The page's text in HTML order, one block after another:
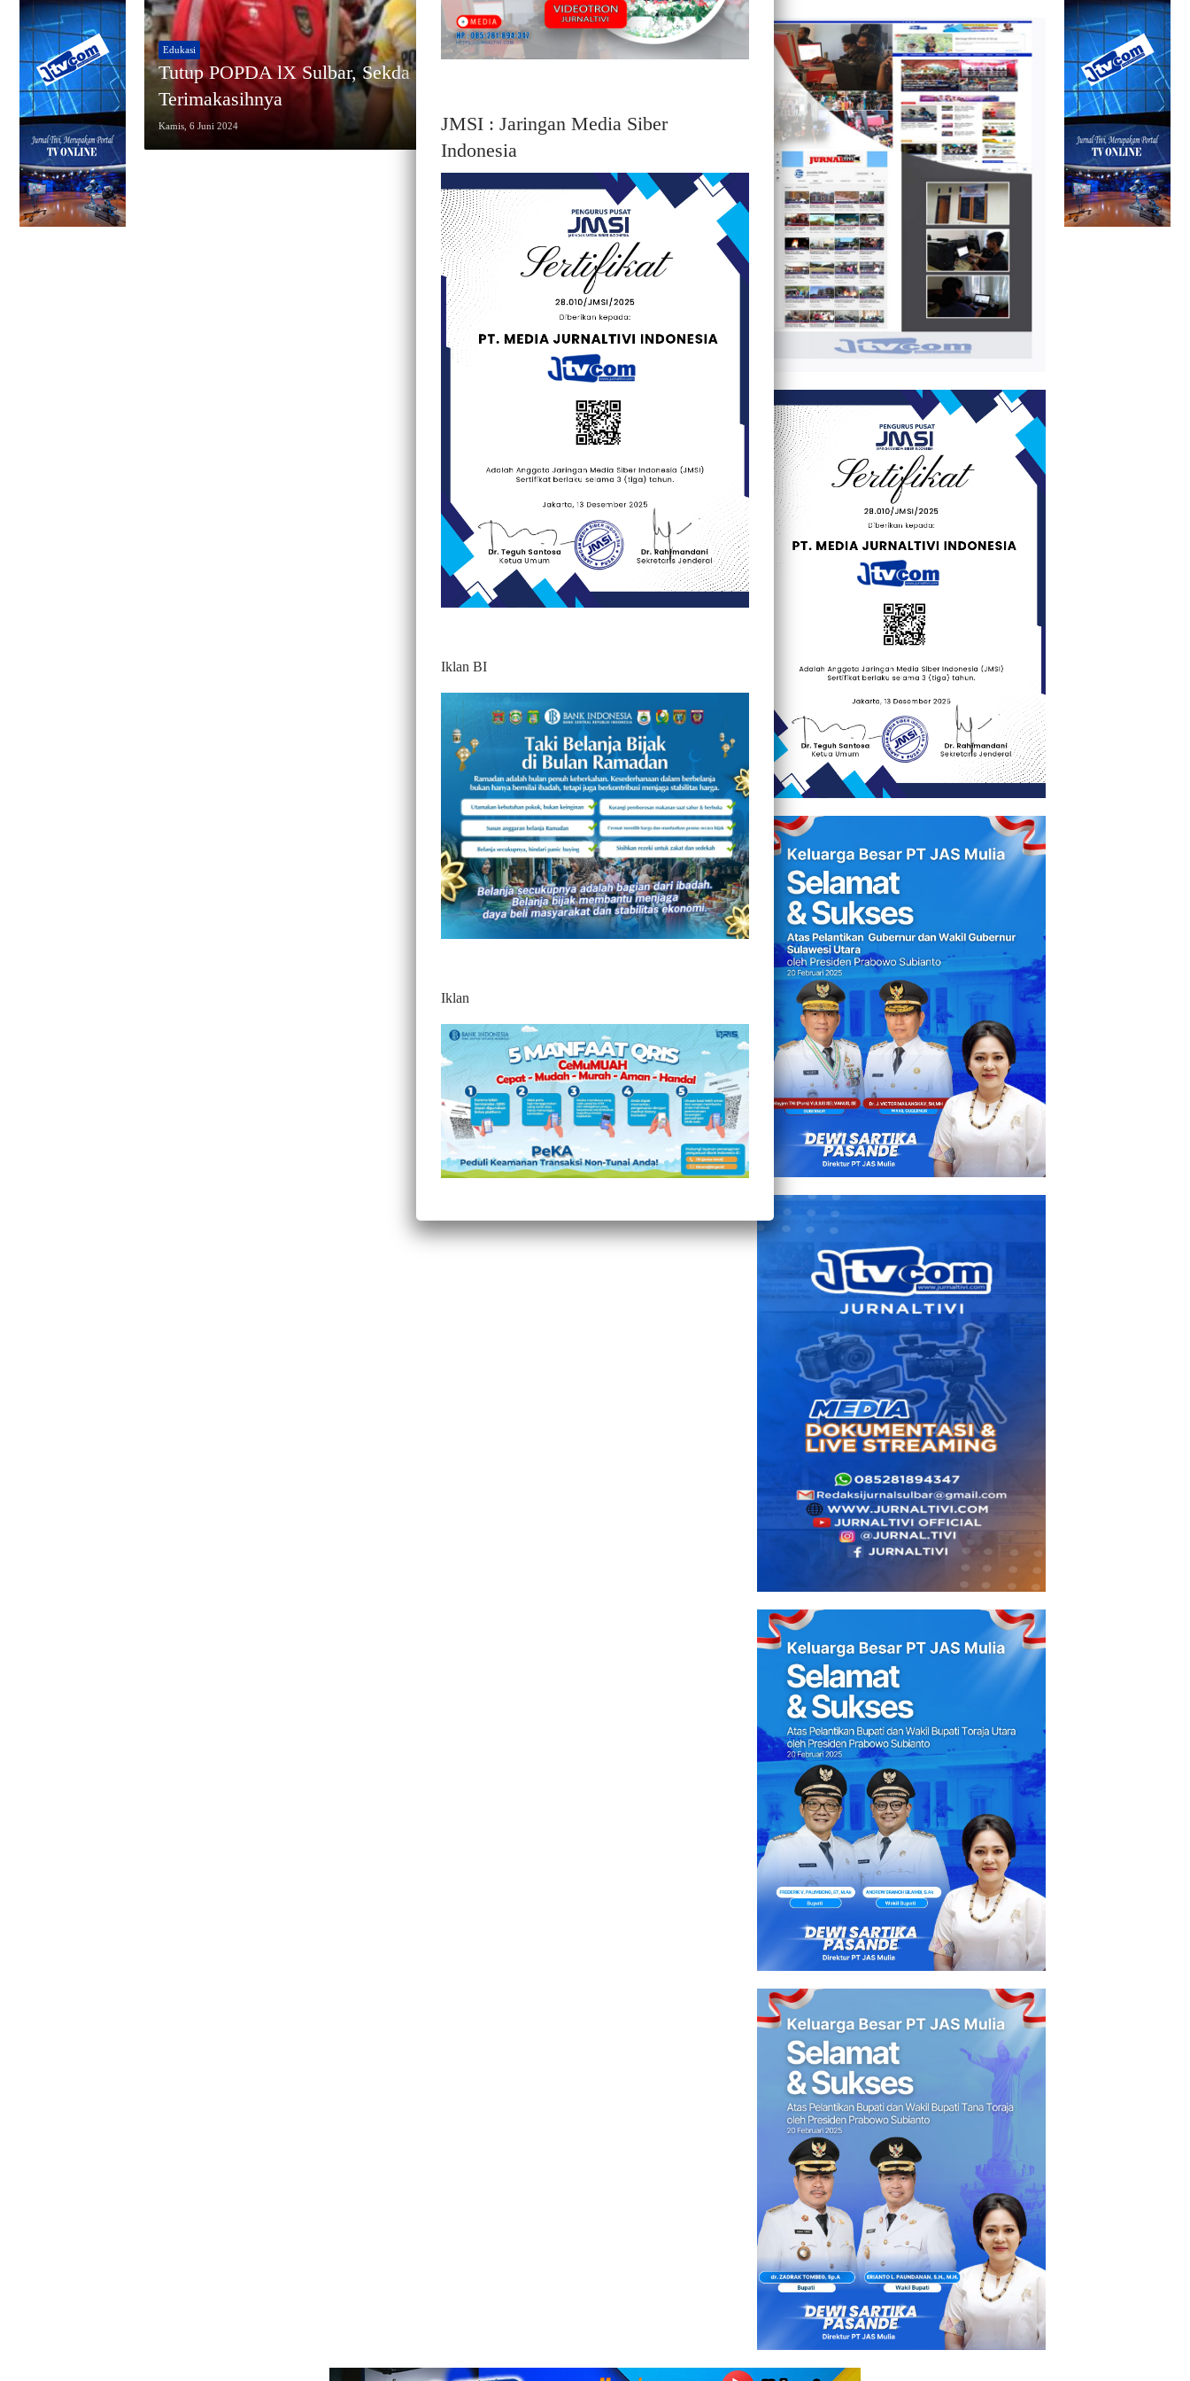
Edukasi
Tutup POPDA lX Sulbar, Sekda Mateng Askary Ucapkan
Terimakasihnya
Kamis, 6 Juni 2024
JMSI : Jaringan Media Siber
Indonesia
Iklan BI
Iklan